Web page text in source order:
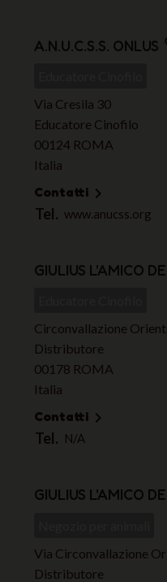
A.N.U.C.S.S. ONLUS
Via Cresila 30
Educatore Cinofilo
00124 ROMA
Italia
Contatti 
Tel. www.anucss.org
GIULIUS L'AMICO
Circonvallazione
Distributore
00178 ROMA
Italia
Contatti 
Tel. N/A
GIULIUS L'AMICO
Via Circonvallazione
Distributore